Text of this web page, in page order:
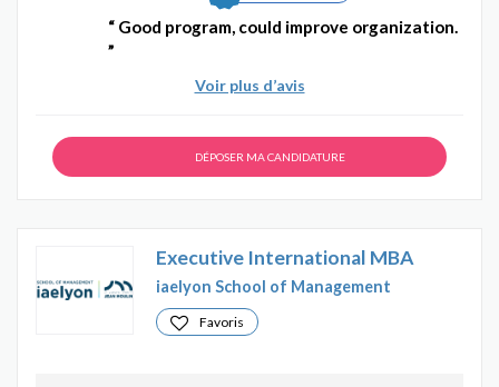
Good program, could improve organization.
Voir plus d’avis
DÉPOSER MA CANDIDATURE
Executive International MBA
iaelyon School of Management
Favoris